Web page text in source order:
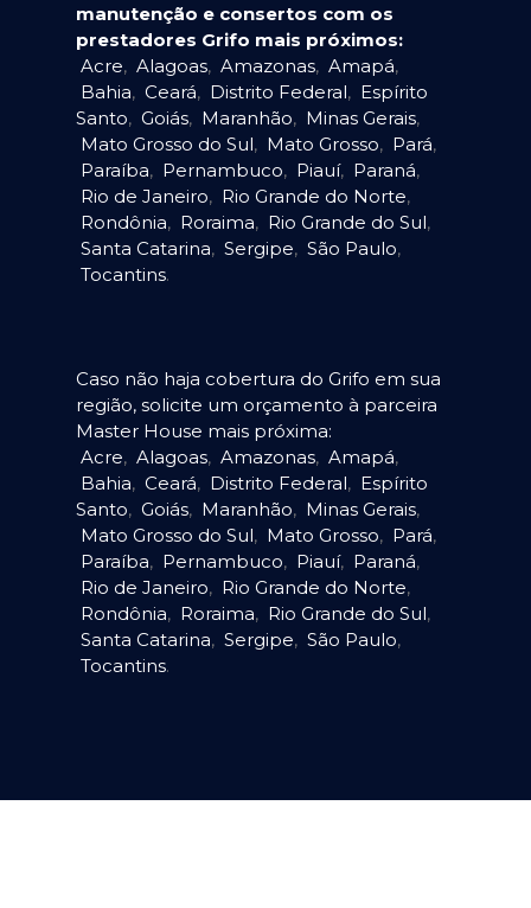
manutenção e consertos com os
prestadores Grifo mais próximos:
Acre, Alagoas, Amazonas, Amapá,
Bahia, Ceará, Distrito Federal, Espírito
Santo, Goiás, Maranhão, Minas Gerais,
Mato Grosso do Sul, Mato Grosso, Pará,
Paraíba, Pernambuco, Piauí, Paraná,
Rio de Janeiro, Rio Grande do Norte,
Rondônia, Roraima, Rio Grande do Sul,
Santa Catarina, Sergipe, São Paulo,
Tocantins.
Caso não haja cobertura do Grifo em sua
região, solicite um orçamento à parceira
Master House mais próxima:
Acre, Alagoas, Amazonas, Amapá,
Bahia, Ceará, Distrito Federal, Espírito
Santo, Goiás, Maranhão, Minas Gerais,
Mato Grosso do Sul, Mato Grosso, Pará,
Paraíba, Pernambuco, Piauí, Paraná,
Rio de Janeiro, Rio Grande do Norte,
Rondônia, Roraima, Rio Grande do Sul,
Santa Catarina, Sergipe, São Paulo,
Tocantins.